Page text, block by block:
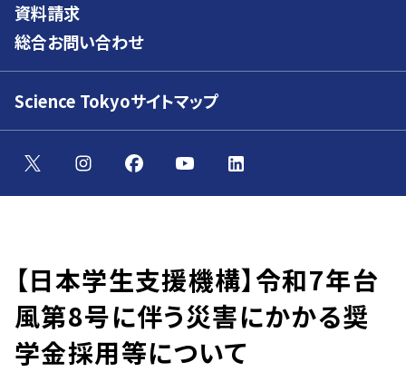
資料請求
総合お問い合わせ
Science Tokyoサイトマップ
【日本学生支援機構】令和7年台
風第8号に伴う災害にかかる奨
学金採用等について